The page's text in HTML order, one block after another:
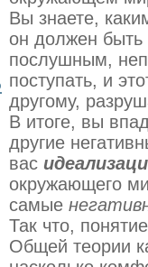
Вы знаете,
он должен
послушным,
поступать, и
другому,
В итоге, вы
другие
вас
окружающего
самые
Так что,
Общей теории